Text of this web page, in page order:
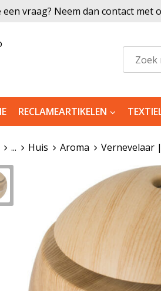
een vraag? Neem dan contact met
RECLAMEARTIKELEN
... Huis Aroma Vernevelaar